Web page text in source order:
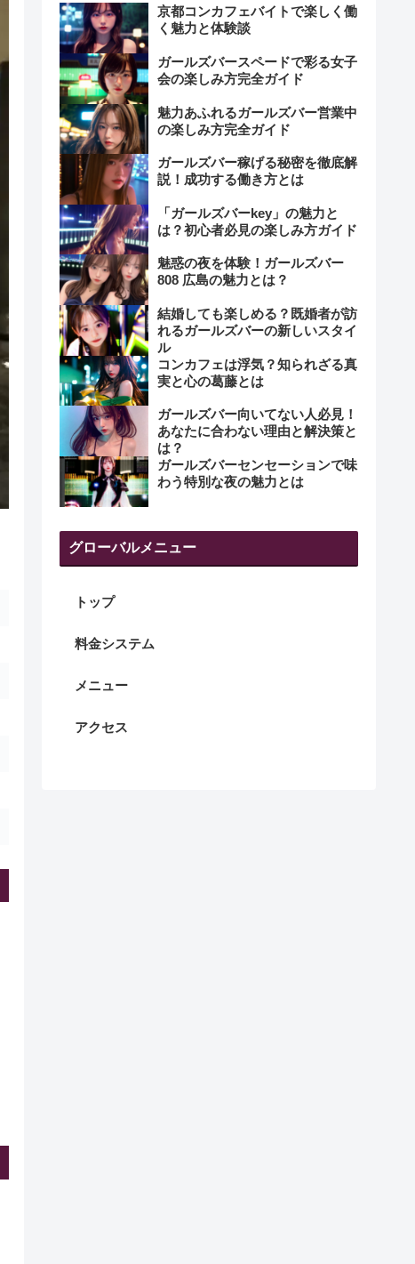
京都コンカフェバイトで楽しく働
く魅力と体験談
ガールズバースペードで彩る女子
会の楽しみ方完全ガイド
魅力あふれるガールズバー営業中
の楽しみ方完全ガイド
ガールズバー稼げる秘密を徹底解
説！成功する働き方とは
「ガールズバーkey」の魅力と
は？初心者必見の楽しみ方ガイド
魅惑の夜を体験！ガールズバー
808 広島の魅力とは？
結婚しても楽しめる？既婚者が訪
れるガールズバーの新しいスタイ
ル
コンカフェは浮気？知られざる真
実と心の葛藤とは
ガールズバー向いてない人必見！
あなたに合わない理由と解決策と
は？
ガールズバーセンセーションで味
わう特別な夜の魅力とは
グローバルメニュー
トップ
料金システム
メニュー
アクセス